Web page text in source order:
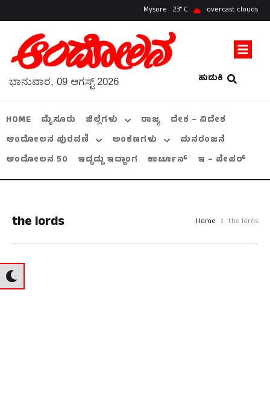
Mysore 23 overcast clouds
ಹುಡುಕಿ
ಭಾನುವಾರ, 09 ಆಗಸ್ಟ್ 2026
HOME ಮೈಸೂರು ಜಿಲ್ಲೆಗಳು ರಾಜ್ಯ
ದೇಶ – ವಿದೇಶ
ಆಂದೋಲನ ಪುರವಣಿ
ಅಂಕಣಗಳು
ಮನರಂಜನೆ
ಆಂದೋಲನ 50
ಇದ್ದದ್ದು ಇದ್ಹಾಂಗ ಕಾರ್ಟೂನ್ ಇ – ಪೇಪರ್
the lords Home the lords